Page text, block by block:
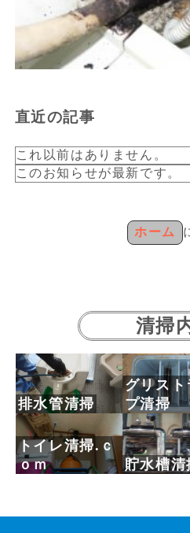
直近の記事
これ以前はありません。
このお知らせが最新です。
ホーム
清掃
排水管清掃
グリスト
プ清掃
トイレ清掃.ｃ
ｏｍ
貯水槽清